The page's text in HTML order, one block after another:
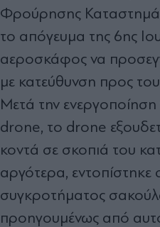
Φρούρησης
το απόγευμα της 6ης
αεροσκάφος να
με κατεύθυνση προς
Μετά την
drone, το drone
κοντά σε σκοπιά του
αργότερα,
συγκροτήματος
προηγουμένως από